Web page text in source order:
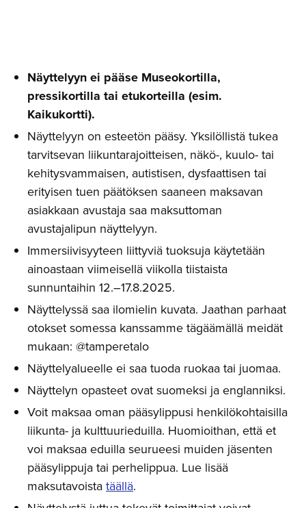
Näyttelyyn ei pääse Museokortilla,
pressikortilla tai etukorteilla (esim.
Kaikukortti).
Näyttelyyn on esteetön pääsy. Yksilöllistä tukea
tarvitsevan liikuntarajoitteisen, näkö-, kuulo- tai
kehitysvammaisen, autistisen, dysfaattisen tai
erityisen tuen päätöksen saaneen maksavan
asiakkaan avustaja saa maksuttoman
avustajalipun näyttelyyn.
Immersiivisyyteen liittyviä tuoksuja käytetään
ainoastaan viimeisellä viikolla tiistaista
sunnuntaihin 12.–17.8.2025.
Näyttelyssä saa ilomielin kuvata. Jaathan parhaat
otokset somessa kanssamme tägäämällä meidät
mukaan: @tamperetalo
Näyttelyalueelle ei saa tuoda ruokaa tai juomaa.
Näyttelyn opasteet ovat suomeksi ja englanniksi.
Voit maksaa oman pääsylippusi henkilökohtaisilla
liikunta- ja kulttuurieduilla. Huomioithan, että et
voi maksaa eduilla seurueesi muiden jäsenten
pääsylippuja tai perhelippua. Lue lisää
maksutavoistatäällä.